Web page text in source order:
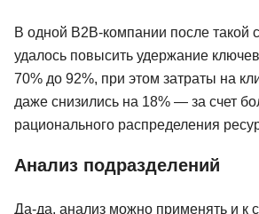
В одной B2B-компании после такой
удалось повысить удержание
70% до 92%, при этом затраты на
даже снизились на 18% — за счет
рационального распределения
Анализ подразделений
Да-да, анализ можно применять и к